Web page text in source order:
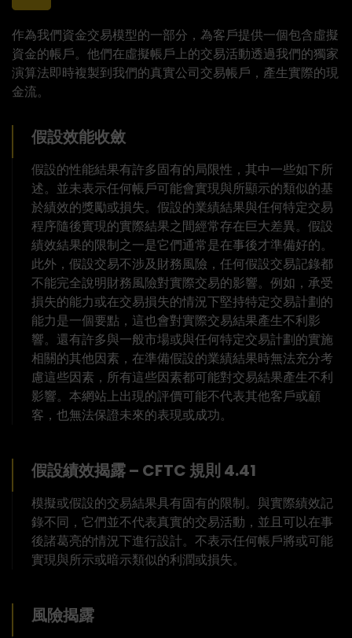
作為我們資金交易模型的一部分，為客戶提供一個包含虛擬
資金的帳戶。他們在虛擬帳戶上的交易活動透過我們的獨家
演算法即時複製到我們的真實公司交易帳戶，產生實際的現
金流。
假設效能收斂
假設的性能結果有許多固有的局限性，其中一些如下所
述。並未表示任何帳戶可能會實現與所顯示的類似的基
於績效的獎勵或損失。假設的業績結果與任何特定交易
程序隨後實現的實際結果之間經常存在巨大差異。假設
績效結果的限制之一是它們通常是在事後才準備好的。
此外，假設交易不涉及財務風險，任何假設交易記錄都
不能完全說明財務風險對實際交易的影響。例如，承受
損失的能力或在交易損失的情況下堅持特定交易計劃的
能力是一個要點，這也會對實際交易結果產生不利影
響。還有許多與一般市場或與任何特定交易計劃的實施
相關的其他因素，在準備假設的業績結果時無法充分考
慮這些因素，所有這些因素都可能對交易結果產生不利
影響。本網站上出現的評價可能不代表其他客戶或顧
客，也無法保證未來的表現或成功。
假設績效揭露 – CFTC 規則 4.41
模擬或假設的交易結果具有固有的限制。與實際績效記
錄不同，它們並不代表真實的交易活動，並且可以在事
後諸葛亮的情況下進行設計。不表示任何帳戶將或可能
實現與所示或暗示類似的利潤或損失。
風險揭露